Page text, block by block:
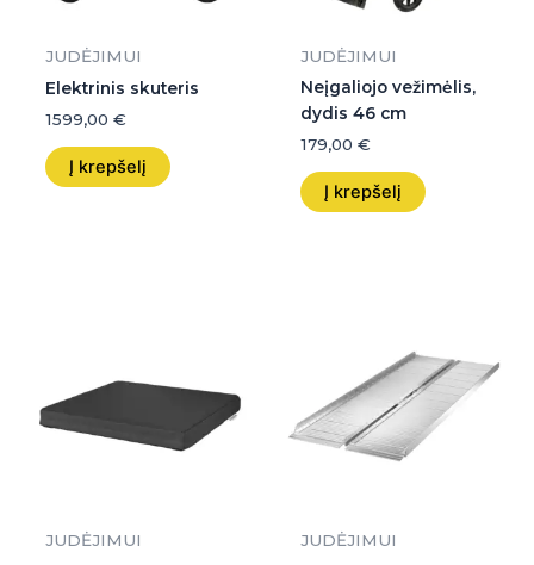
JUDĖJIMUI
Elektrinis skuteris
1599,00 €
Į krepšelį
JUDĖJIMUI
Neįgaliojo vežimėlis,
dydis 46 cm
179,00 €
Į krepšelį
JUDĖJIMUI
JUDĖJIMUI